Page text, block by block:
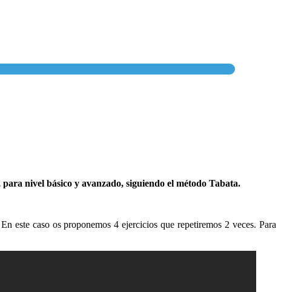
nivel básico y avanzado, siguiendo el método Tabata.
este caso os proponemos 4 ejercicios que repetiremos 2 veces. Para